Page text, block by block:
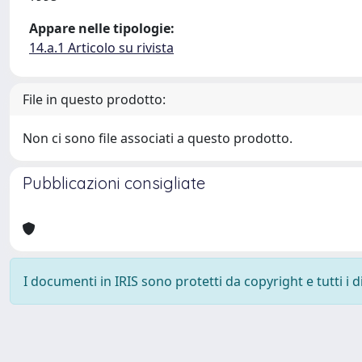
Appare nelle tipologie:
14.a.1 Articolo su rivista
File in questo prodotto:
Non ci sono file associati a questo prodotto.
Pubblicazioni consigliate
I documenti in IRIS sono protetti da copyright e tutti i